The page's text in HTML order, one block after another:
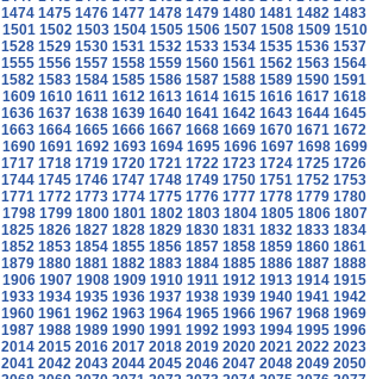
1474 1475 1476 1477 1478 1479 1480 1481 1482 1483
1501 1502 1503 1504 1505 1506 1507 1508 1509 1510
1528 1529 1530 1531 1532 1533 1534 1535 1536 1537
1555 1556 1557 1558 1559 1560 1561 1562 1563 1564
1582 1583 1584 1585 1586 1587 1588 1589 1590 1591
1609 1610 1611 1612 1613 1614 1615 1616 1617 1618
1636 1637 1638 1639 1640 1641 1642 1643 1644 1645
1663 1664 1665 1666 1667 1668 1669 1670 1671 1672
1690 1691 1692 1693 1694 1695 1696 1697 1698 1699
1717 1718 1719 1720 1721 1722 1723 1724 1725 1726
1744 1745 1746 1747 1748 1749 1750 1751 1752 1753
1771 1772 1773 1774 1775 1776 1777 1778 1779 1780
1798 1799 1800 1801 1802 1803 1804 1805 1806 1807
1825 1826 1827 1828 1829 1830 1831 1832 1833 1834
1852 1853 1854 1855 1856 1857 1858 1859 1860 1861
1879 1880 1881 1882 1883 1884 1885 1886 1887 1888
1906 1907 1908 1909 1910 1911 1912 1913 1914 1915
1933 1934 1935 1936 1937 1938 1939 1940 1941 1942
1960 1961 1962 1963 1964 1965 1966 1967 1968 1969
1987 1988 1989 1990 1991 1992 1993 1994 1995 1996
2014 2015 2016 2017 2018 2019 2020 2021 2022 2023
2041 2042 2043 2044 2045 2046 2047 2048 2049 2050